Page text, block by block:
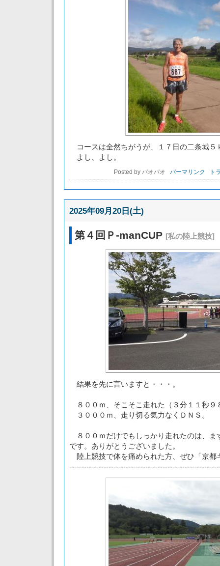
コースは全然ちがうが、１７日の二条城５
よし、よし。
Posted by パオパオ パーマリンク ト
2025年09月20日(土)
第４回Ｐ-manCUP [私の陸上競技]
結果を先に言いますと・・・。
８００ｍ、そこそこ走れた（３分１１秒９
３０００ｍ、走り切る気力なくＤＮＳ。
８００ｍだけでもしっかり走れたのは、ま
です。ありがとうございました。
陸上競技で体を痛められた方、ぜひ「京都